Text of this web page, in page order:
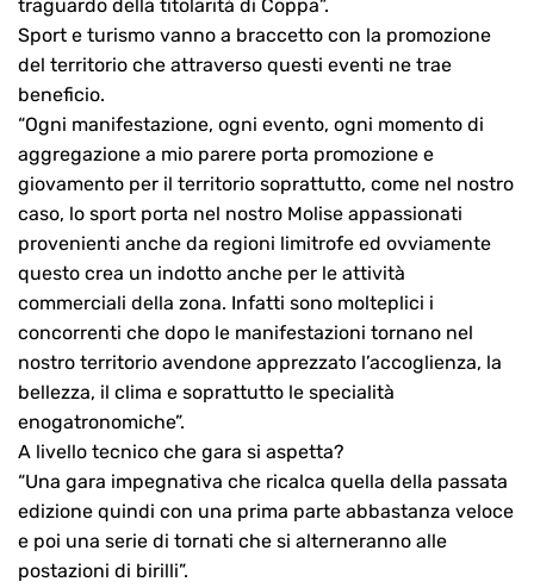
traguardo della titolarità di Coppa”.
Sport e turismo vanno a braccetto con la promozione
del territorio che attraverso questi eventi ne trae
beneficio.
“Ogni manifestazione, ogni evento, ogni momento di
aggregazione a mio parere porta promozione e
giovamento per il territorio soprattutto, come nel nostro
caso, lo sport porta nel nostro Molise appassionati
provenienti anche da regioni limitrofe ed ovviamente
questo crea un indotto anche per le attività
commerciali della zona. Infatti sono molteplici i
concorrenti che dopo le manifestazioni tornano nel
nostro territorio avendone apprezzato l’accoglienza, la
bellezza, il clima e soprattutto le specialità
enogatronomiche”.
A livello tecnico che gara si aspetta?
“Una gara impegnativa che ricalca quella della passata
edizione quindi con una prima parte abbastanza veloce
e poi una serie di tornati che si alterneranno alle
postazioni di birilli”.